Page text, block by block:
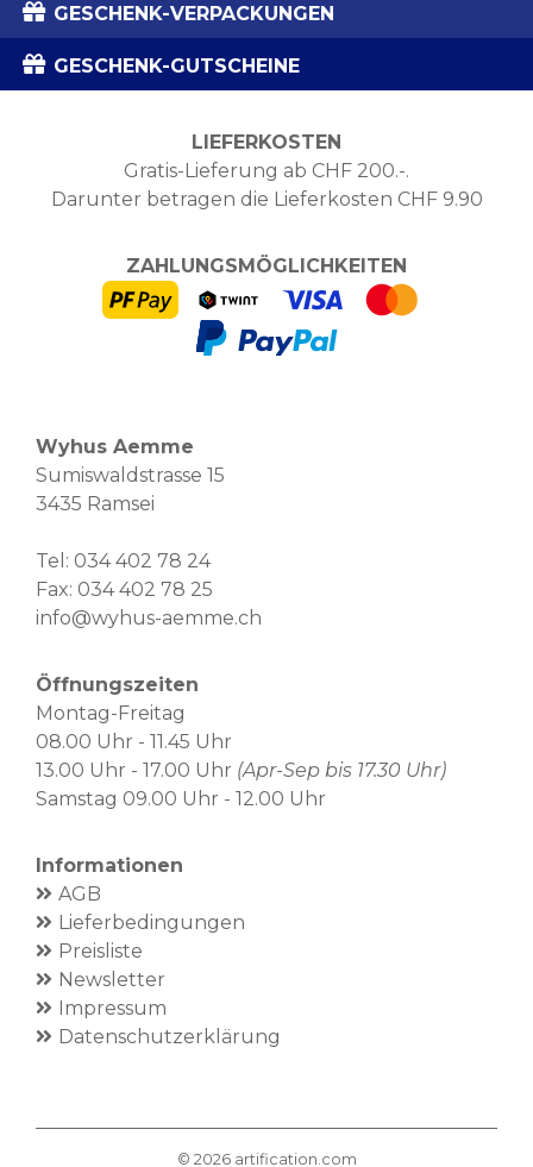
GESCHENK-VERPACKUNGEN
GESCHENK-GUTSCHEINE
LIEFERKOSTEN
Gratis-Lieferung ab CHF 200.-.
Darunter betragen die Lieferkosten CHF 9.90
ZAHLUNGSMÖGLICHKEITEN
Wyhus Aemme
Sumiswaldstrasse 15
3435 Ramsei
Tel: 034 402 78 24
Fax: 034 402 78 25
info@wyhus-aemme.ch
Öffnungszeiten
Montag-Freitag
08.00 Uhr - 11.45 Uhr
13.00 Uhr - 17.00 Uhr (Apr-Sep bis 17.30 Uhr)
Samstag 09.00 Uhr - 12.00 Uhr
Informationen
AGB
Lieferbedingungen
Preisliste
Newsletter
Impressum
Datenschutzerklärung
© 2026 artification.com